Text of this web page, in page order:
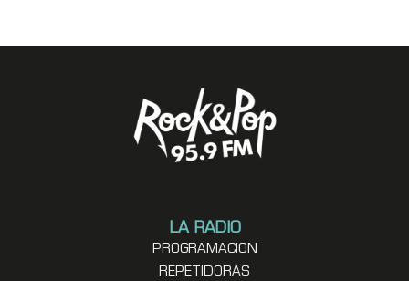
LA RADIO
PROGRAMACION
REPETIDORAS